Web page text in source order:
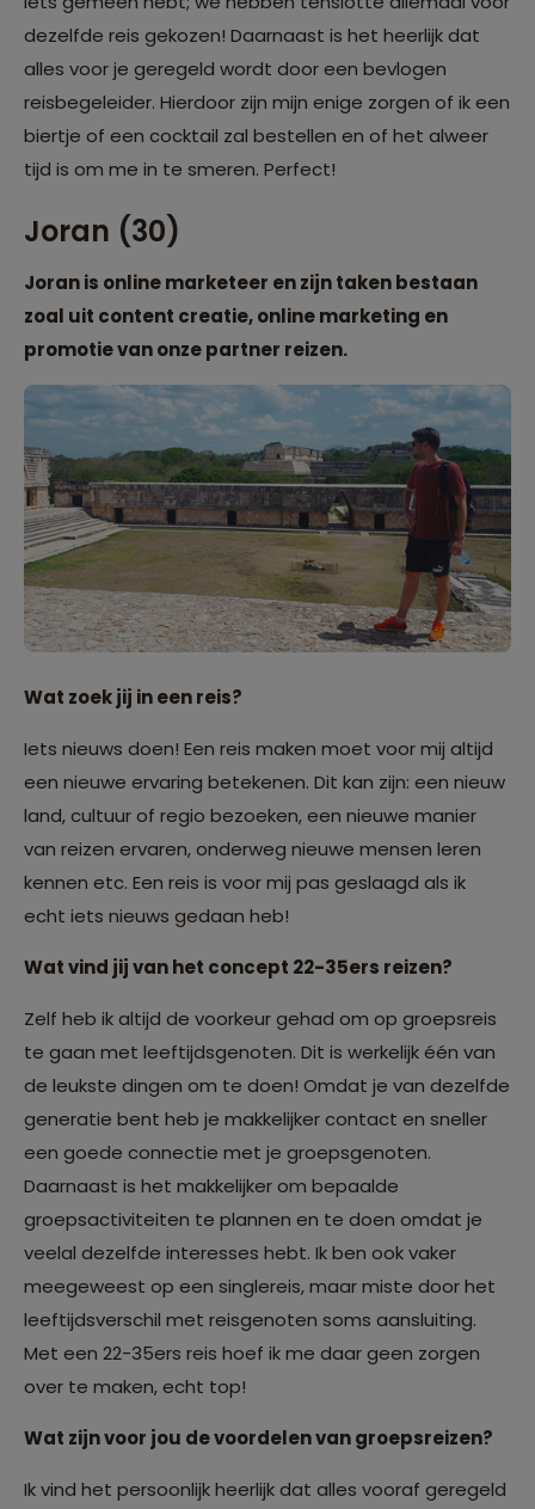
dezelfde reis gekozen! Daarnaast is het heerlijk dat
alles voor je geregeld wordt door een bevlogen
reisbegeleider. Hierdoor zijn mijn enige zorgen of ik een
biertje of een cocktail zal bestellen en of het alweer
tijd is om me in te smeren. Perfect!
Joran (30)
Joran is online marketeer en zijn taken bestaan
zoal uit content creatie, online marketing en
promotie van onze partner reizen.
Wat zoek jij in een reis?
Iets nieuws doen! Een reis maken moet voor mij altijd
een nieuwe ervaring betekenen. Dit kan zijn: een nieuw
land, cultuur of regio bezoeken, een nieuwe manier
van reizen ervaren, onderweg nieuwe mensen leren
kennen etc. Een reis is voor mij pas geslaagd als ik
echt iets nieuws gedaan heb!
Wat vind jij van het concept 22-35ers reizen?
Zelf heb ik altijd de voorkeur gehad om op groepsreis
te gaan met leeftijdsgenoten. Dit is werkelijk één van
de leukste dingen om te doen! Omdat je van dezelfde
generatie bent heb je makkelijker contact en sneller
een goede connectie met je groepsgenoten.
Daarnaast is het makkelijker om bepaalde
groepsactiviteiten te plannen en te doen omdat je
veelal dezelfde interesses hebt. Ik ben ook vaker
meegeweest op een singlereis, maar miste door het
leeftijdsverschil met reisgenoten soms aansluiting.
Met een 22-35ers reis hoef ik me daar geen zorgen
over te maken, echt top!
Wat zijn voor jou de voordelen van groepsreizen?
Ik vind het persoonlijk heerlijk dat alles vooraf geregeld